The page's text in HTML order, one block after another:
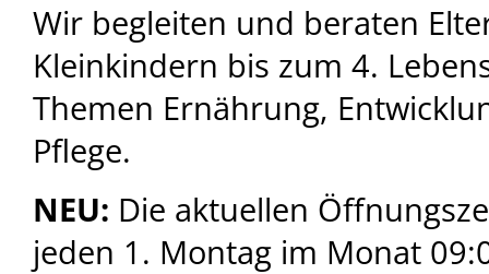
Wir begleiten und beraten
Kleinkindern bis zum 4.
Themen Ernährung,
Pflege.
NEU: Die aktuellen
jeden 1. Montag im Monat